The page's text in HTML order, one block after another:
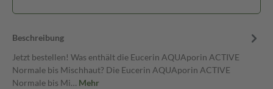
Beschreibung
Jetzt bestellen! Was enthält die Eucerin AQUAporin ACTIVE
Normale bis Mischhaut? Die Eucerin AQUAporin ACTIVE
Normale bis Mi… Mehr